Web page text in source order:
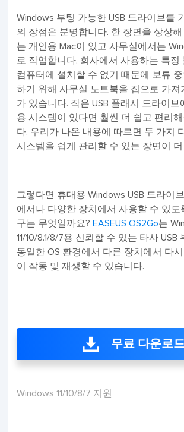
Windows 부팅 가능한 USB 드라이브를
의 장점은 분명합니다. 한 장면을 상상해
는 개인용 Mac이 있고 사무실에서는
로 작업합니다. 회사에서 사용하는 특정
컴퓨터에 설치할 수 없기 때문에 보류 중
하기 위해 사무실 노트북을 집으로 가져
가 있습니다. 작은 USB 플래시 드라이브
용 시스템이 있다면 훨씬 더 쉽고 편리해
다. 우리가 나온 내용에 따르면 두 가지
시스템을 쉽게 관리할 수 있는 장면이
그렇다면 휴대용 Windows USB 드라이
에서나 다양한 장치에서 사용할 수 있도
구는 무엇일까요? EASEUS OS2Go는
11/10/8.1/8/7용 신뢰할 수 있는 타사 USB
동일한 OS 환경에서 다른 장치에서 다
이 작동 및 재생할 수 있습니다.
무료 다운로
Windows 11/10/8/7 지원